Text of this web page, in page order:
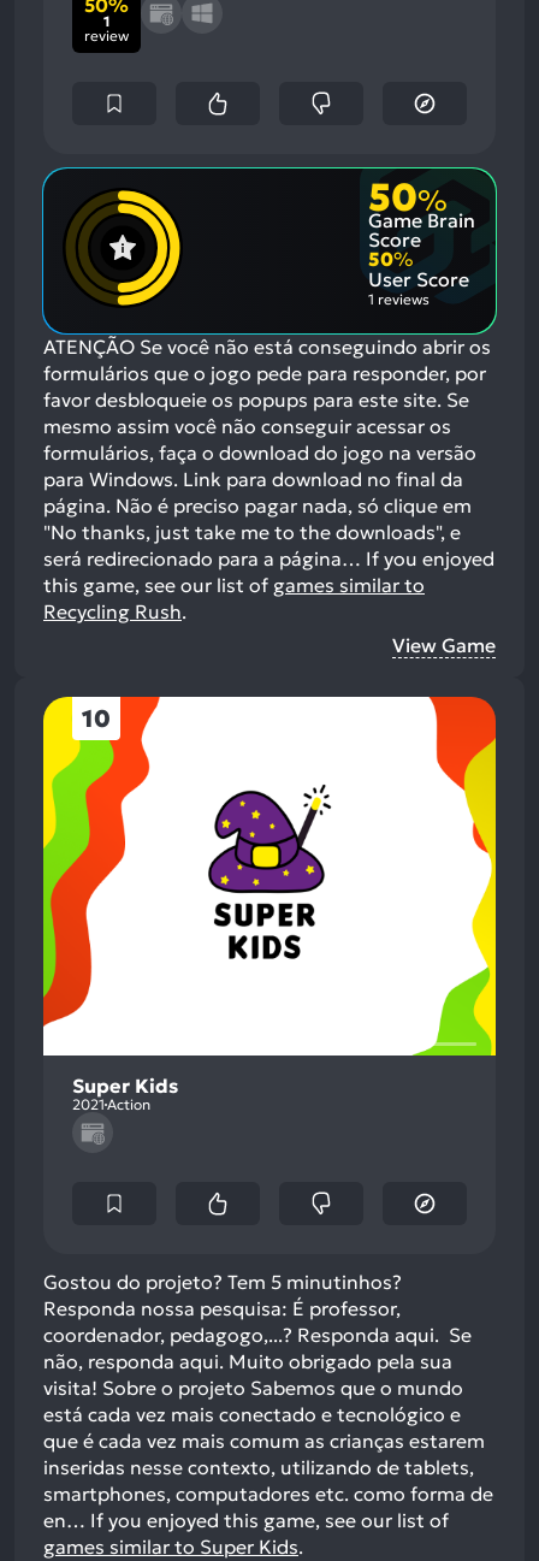
50%
1
review
50%
Game Brain
Score
50%
User Score
1 reviews
ATENÇÃO Se você não está conseguindo abrir os
formulários que o jogo pede para responder, por
favor desbloqueie os popups para este site. Se
mesmo assim você não conseguir acessar os
formulários, faça o download do jogo na versão
para Windows. Link para download no final da
página. Não é preciso pagar nada, só clique em
"No thanks, just take me to the downloads", e
será redirecionado para a página… If you enjoyed
this game, see our list of games similar to
Recycling Rush.
View Game
10
Super Kids
2021 Action
Gostou do projeto? Tem 5 minutinhos?
Responda nossa pesquisa: É professor,
coordenador, pedagogo,...? Responda aqui. Se
não, responda aqui. Muito obrigado pela sua
visita! Sobre o projeto Sabemos que o mundo
está cada vez mais conectado e tecnológico e
que é cada vez mais comum as crianças estarem
inseridas nesse contexto, utilizando de tablets,
smartphones, computadores etc. como forma de
en… If you enjoyed this game, see our list of
games similar to Super Kids.